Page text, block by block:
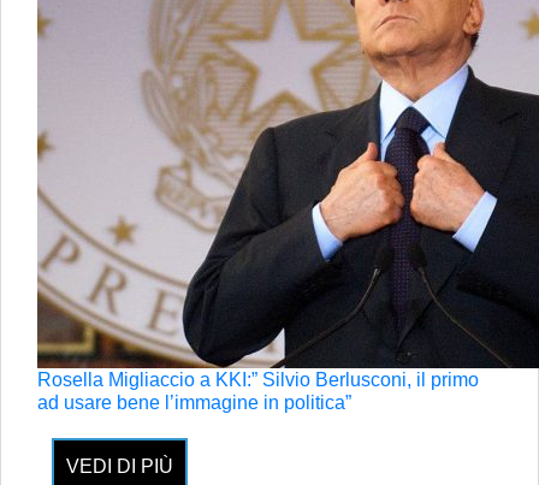
Rosella Migliaccio a KKI:” Silvio Berlusconi, il primo
ad usare bene l’immagine in politica”
VEDI DI PIÙ